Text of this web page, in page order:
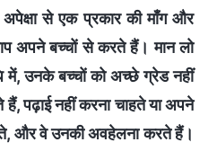
अपेक्षा से एक प्रकार की माँग और
अपने बच्चों से करते हैं। मान लो
में, उनके बच्चों को अच्छे ग्रेड नहीं
हैं, पढ़ाई नहीं करना चाहते या अपने
और वे उनकी अवहेलना करते हैं।